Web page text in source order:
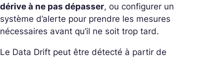
dérive à ne pas dépasser, ou configurer un
système d’alerte pour prendre les mesures
nécessaires avant qu’il ne soit trop tard.
Le Data Drift peut être détecté à partir de